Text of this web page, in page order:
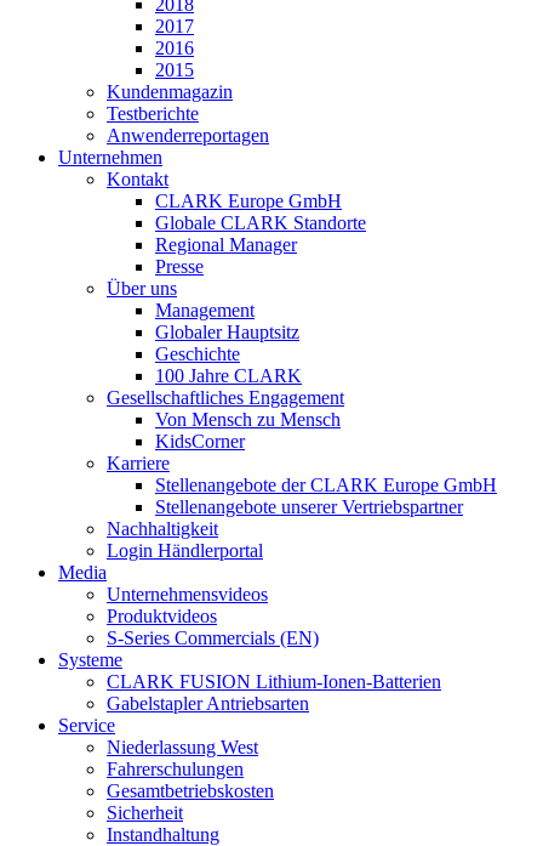
2017
2016
2015
Kundenmagazin
Testberichte
Anwenderreportagen
Unternehmen
Kontakt
CLARK Europe GmbH
Globale CLARK Standorte
Regional Manager
Presse
Über uns
Management
Globaler Hauptsitz
Geschichte
100 Jahre CLARK
Gesellschaftliches Engagement
Von Mensch zu Mensch
KidsCorner
Karriere
Stellenangebote der CLARK Europe GmbH
Stellenangebote unserer Vertriebspartner
Nachhaltigkeit
Login Händlerportal
Media
Unternehmensvideos
Produktvideos
S-Series Commercials (EN)
Systeme
CLARK FUSION Lithium-Ionen-Batterien
Gabelstapler Antriebsarten
Service
Niederlassung West
Fahrerschulungen
Gesamtbetriebskosten
Sicherheit
Instandhaltung